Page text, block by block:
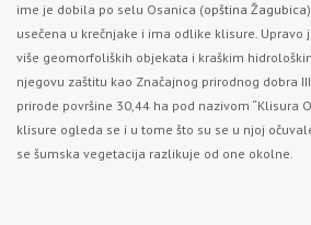
ime je dobila po selu Osanica (opština Žagubica
usečena u krečnjake i ima odlike klisure. Upravo
više geomorfoliških objekata i kraškim
njegovu zaštitu kao Značajnog prirodnog dobra
prirode površine 30,44 ha pod nazivom “Klisura
klisure ogleda se i u tome što su se u njoj
se šumska vegetacija razlikuje od one okolne.